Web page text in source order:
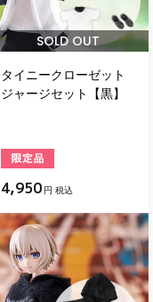
SOLD OUT
タイニークローゼット
ジャージセット【黒】
4,950 円 税込